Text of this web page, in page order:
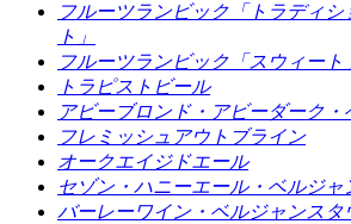
フルーツランビック「トラディ
ト」
フルーツランビック「スウィート
トラピストビール
アビーブロンド・アビーダーク・
フレミッシュアウトブライン
オークエイジドエール
セゾン・ハニーエール・ベルジャ
バーレーワイン・ベルジャンスタ